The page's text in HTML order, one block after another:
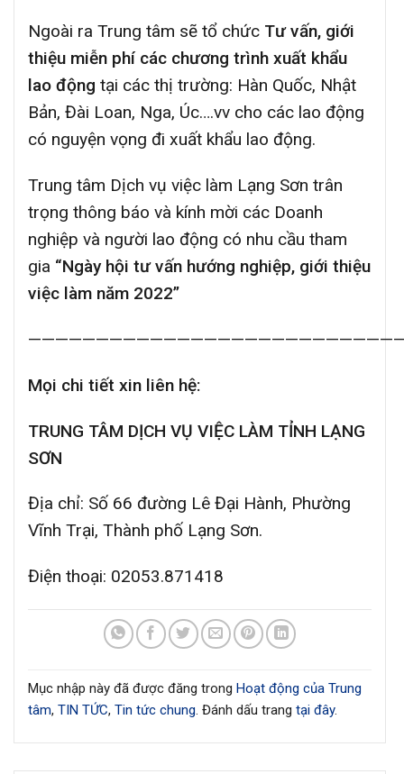
Ngoài ra Trung tâm sẽ tổ chức Tư vấn, giới
thiệu miễn phí các chương trình xuất khẩu
lao động tại các thị trường: Hàn Quốc, Nhật
Bản, Đài Loan, Nga, Úc….vv cho các lao động
có nguyện vọng đi xuất khẩu lao động.
Trung tâm Dịch vụ việc làm Lạng Sơn trân
trọng thông báo và kính mời các Doanh
nghiệp và người lao động có nhu cầu tham
gia “Ngày hội tư vấn hướng nghiệp, giới thiệu
việc làm năm 2022”
Mọi chi tiết xin liên hệ:
TRUNG TÂM DỊCH VỤ VIỆC LÀM TỈNH LẠNG
SƠN
Địa chỉ: Số 66 đường Lê Đại Hành, Phường
Vĩnh Trại, Thành phố Lạng Sơn.
Điện thoại: 02053.871418
Mục nhập này đã được đăng trong Hoạt động của Trung
tâm, TIN TỨC, Tin tức chung. Đánh dấu trang tại đây.